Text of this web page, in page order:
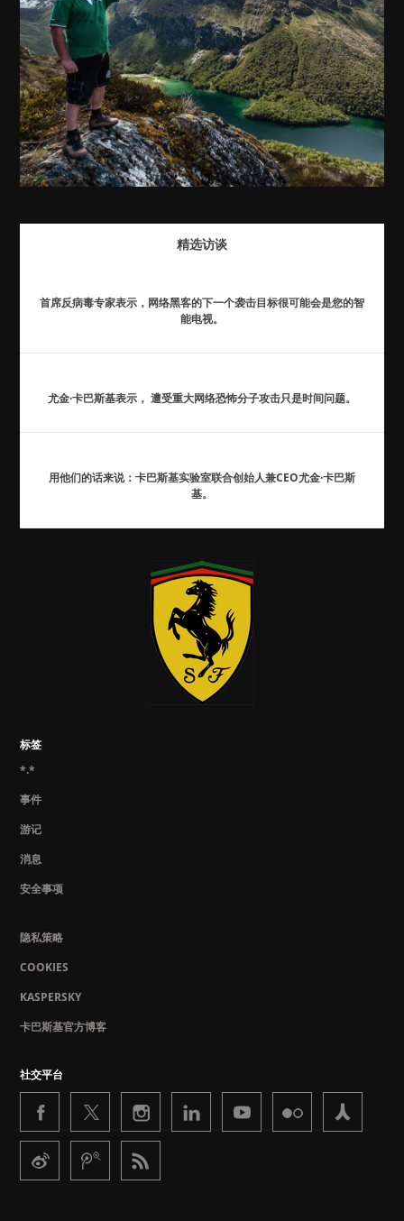
精选访谈
首席反病毒专家表示，网络黑客的下一个袭击目标很可能会是您的智
能电视。
尤金·卡巴斯基表示， 遭受重大网络恐怖分子攻击只是时间问题。
用他们的话来说：卡巴斯基实验室联合创始人兼CEO尤金·卡巴斯
基。
标签
*.*
事件
游记
消息
安全事项
隐私策略
COOKIES
KASPERSKY
卡巴斯基官方博客
社交平台